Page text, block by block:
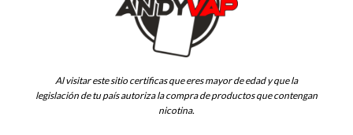
Al visitar este sitio certificas que eres mayor de edad y que la
legislación de tu país autoriza la compra de productos que contengan
nicotina.